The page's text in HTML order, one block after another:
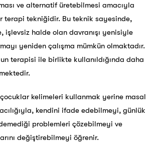
ve alternatif üretebilmesi amacıyla
terapi tekniğidir. Bu teknik sayesinde,
işlevsiz halde olan davranışı yenisiyle
yeniden çalışma mümkün olmaktadır.
terapisi ile birlikte kullanıldığında daha
kelimeleri kullanmak yerine masal
kendini ifade edebilmeyi, günlük
problemleri çözebilmeyi ve
değiştirebilmeyi öğrenir.